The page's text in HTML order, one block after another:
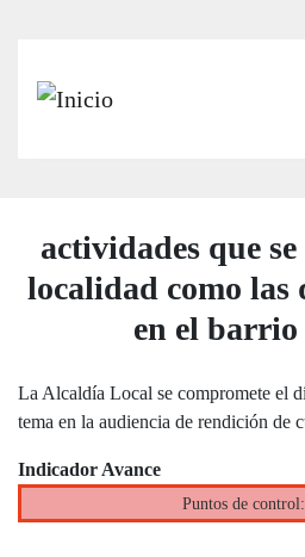
actividades que
localidad como las
en el
La Alcaldía Local se compromete el
tema en la audiencia de rendición de
Indicador Avance
Puntos de